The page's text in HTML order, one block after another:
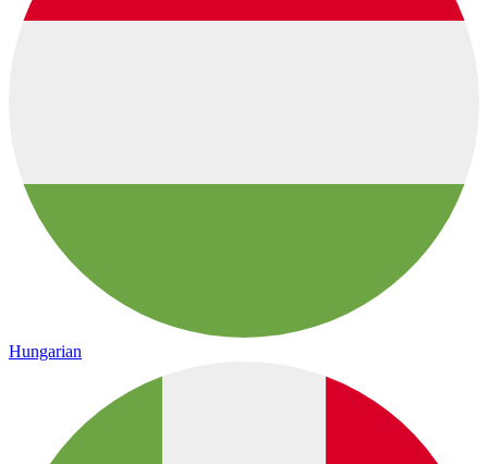
Hungarian